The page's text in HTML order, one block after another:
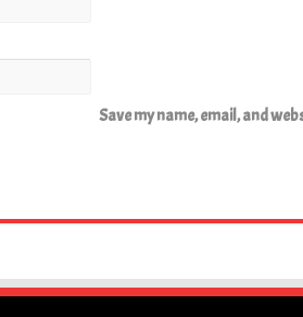
Save my name, email, and